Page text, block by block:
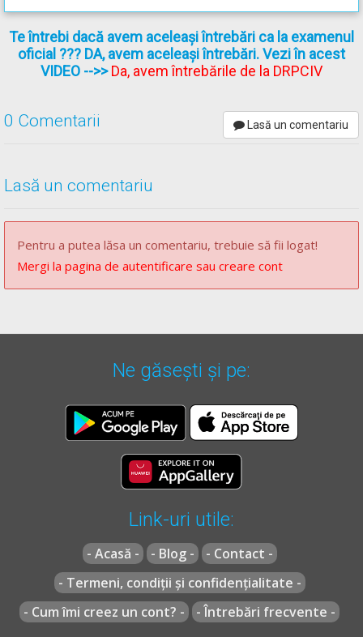
OUG* - Articolul 57
(1)La intersecţiile cu circulaţie nedirijată, conducătorul
de vehicul este obligat să cedeze trecerea vehiculelor care
[...]
OUG* - Articolul 59
[...]
(2)În intersecții, conducătorii vehiculelor care virează
spre stânga sunt obligați să acorde prioritate de trecere
vehiculelor cu care se intersectează și care circulă din
actualizată (Codul rutier)
Te întrebi dacă avem aceleași întrebări ca la examenul
oficial ??? DA, avem aceleași întrebări. Vezi în acest
VIDEO -->>Da, avem întrebările de la DRPCIV
0 Comentarii Lasă un comentariu
Lasă un comentariu
Pentru a putea lăsa un comentariu, trebuie să fii logat!
Mergi la pagina de autentificare sau creare cont
Ne găsești și pe:
Link-uri utile:
- Acasă - - Blog -
- Contact -
- Termeni, condiții și confidențialitate -
- Cum îmi creez un cont? -
- Întrebări frecvente -